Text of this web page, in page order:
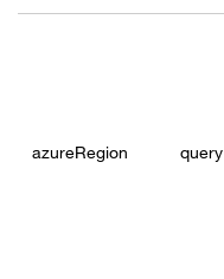
azureRegion query